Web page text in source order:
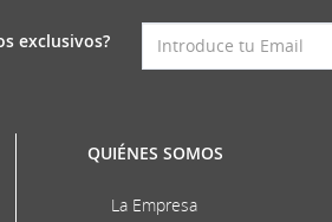
exclusivos?
QUIÉNES SOMOS
La Empresa